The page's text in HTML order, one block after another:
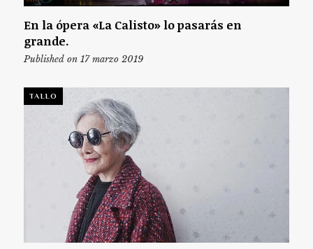
En la ópera «La Calisto» lo pasarás en
grande.
Published on 17 marzo 2019
TALLO